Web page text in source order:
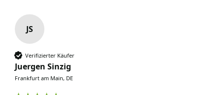
JS
Verifizierter Käufer
Juergen Sinzig
Frankfurt am Main, DE